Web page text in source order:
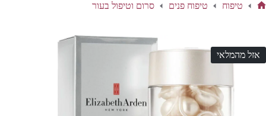
טיפוח טיפוח פנים סרום וטיפול בעור
אזל מהמלאי